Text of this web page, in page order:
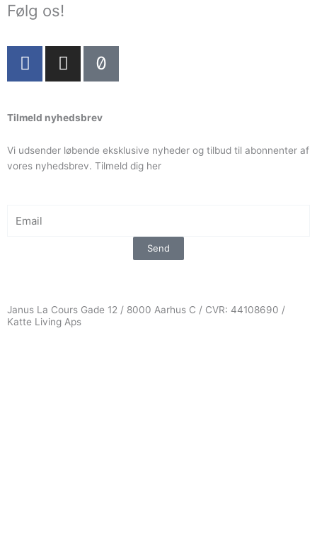
Følg os!
F
a
b
o
o
f
I
n
a
g
r
T
i
o
k
Tilmeld nyhedsbrev
Vi udsender løbende eksklusive nyheder og tilbud til abonnenter af
vores nyhedsbrev. Tilmeld dig her
Send
Janus La Cours Gade 12 / 8000 Aarhus C / CVR: 44108690 /
Katte Living Aps